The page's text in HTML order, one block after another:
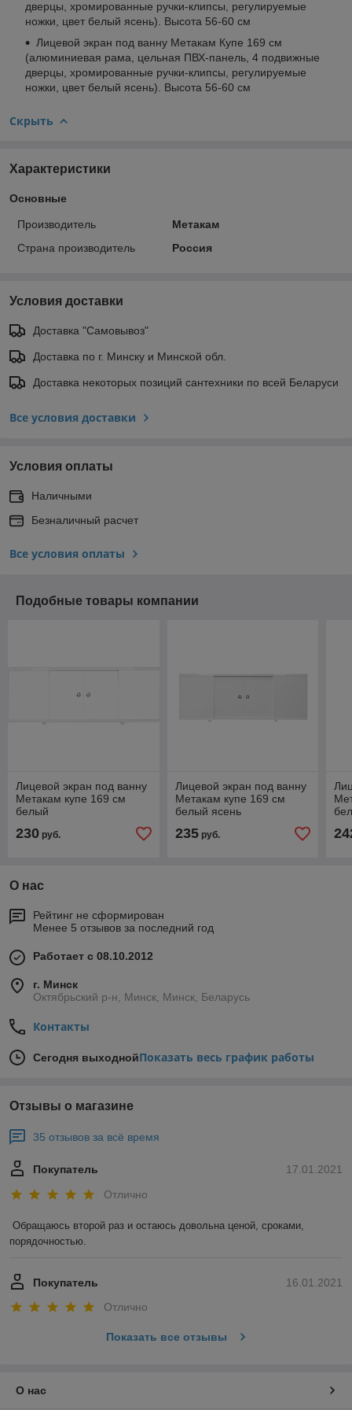
дверцы, хромированные ручки-клипсы, регулируемые
ножки, цвет белый ясень). Высота 56-60 см
Лицевой экран под ванну Метакам Купе 169 см
(алюминиевая рама, цельная ПВХ-панель, 4 подвижные
дверцы, хромированные ручки-клипсы, регулируемые
ножки, цвет белый ясень). Высота 56-60 см
Скрыть
Характеристики
Основные
Производитель
Метакам
Страна производитель
Россия
Условия доставки
Доставка "Самовывоз"
Доставка по г. Минску и Минской обл.
Доставка некоторых позиций сантехники по всей Беларуси
Все условия доставки
Условия оплаты
Наличными
Безналичный расчет
Все условия оплаты
Подобные товары компании
Лицевой экран под ванну
Метакам купе 169 см
белый
230 руб.
Лицевой экран под ванну
Метакам купе 169 см
белый ясень
235руб.
О нас
Рейтинг не сформирован
Менее 5 отзывов за последний год
Работает с 08.10.2012
г. Минск
Октябрьский р-н, Минск, Минск, Беларусь
Контакты
Сегодня выходнойПоказать весь график работы
Отзывы о магазине
35 отзывов за всё время
17.01.2021
Покупатель
Отлично
Обращаюсь второй раз и остаюсь довольна ценой, сроками,
порядочностью.
16.01.2021
Покупатель
Отлично
Показать все отзывы
О нас